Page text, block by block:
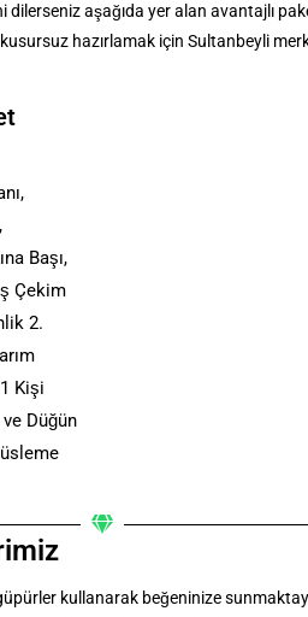
aşağıda yer alan avantajlı
hazırlamak için Sultanbeyli
Başı,
Çekim
2.
Kişi
ve Düğün
kullanarak beğeninize